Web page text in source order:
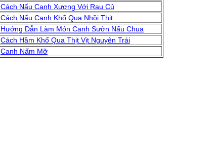
Cách Nấu Canh Xương Với Rau Củ
Cách Nấu Canh Khổ Qua Nhồi Thịt
Hướng Dẫn Làm Món Canh Sườn Nấu Chua
Cách Hầm Khổ Qua Thịt Vịt Nguyên Trái
Canh Nấm Mỡ